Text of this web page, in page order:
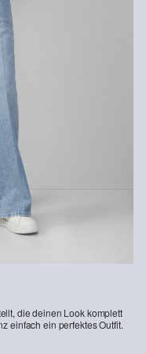
die deinen Look komplett
einfach ein perfektes Outfit.